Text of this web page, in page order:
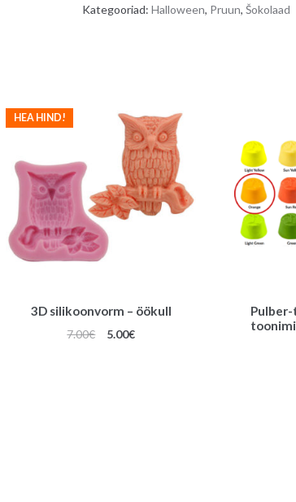
Kategooriad: Halloween, Pruun, Šokolaad
3D silikoonvorm – öökull
HEA HIND!
7.00€
Algne
5.00€Praegune